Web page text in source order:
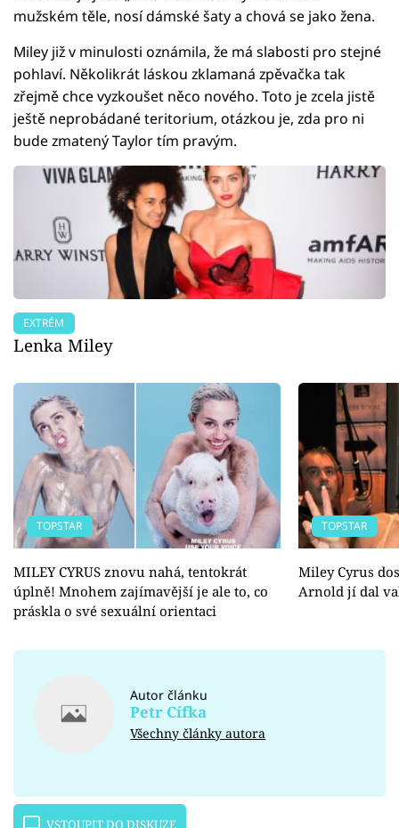
mužském těle, nosí dámské šaty a chová se jako žena.
Miley již v minulosti oznámila, že má slabosti pro stejné
pohlaví. Několikrát láskou zklamaná zpěvačka tak
zřejmě chce vyzkoušet něco nového. Toto je zcela jistě
ještě neprobádané teritorium, otázkou je, zda pro ni
bude zmatený Taylor tím pravým.
EXTRÉM
Lenka Miley
TOPSTAR
MILEY CYRUS znovu nahá, tentokrát
úplně! Mnohem zajímavější je ale to, co
práskla o své sexuální orientaci
TOPSTAR
Miley Cyrus
Arnold jí dal
Autor článku
Petr Cífka
Všechny články autora
VSTOUPIT DO DISKUZE